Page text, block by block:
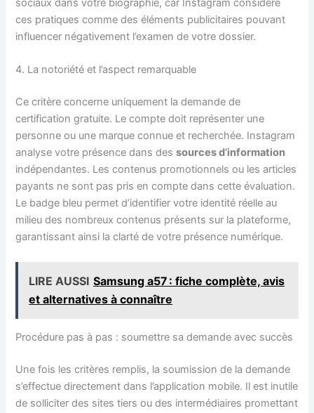
sociaux dans votre biographie, car Instagram considère
ces pratiques comme des éléments publicitaires pouvant
influencer négativement l’examen de votre dossier.
4. La notoriété et l’aspect remarquable
Ce critère concerne uniquement la demande de
certification gratuite. Le compte doit représenter une
personne ou une marque connue et recherchée. Instagram
analyse votre présence dans dessources d’information
indépendantes. Les contenus promotionnels ou les articles
payants ne sont pas pris en compte dans cette évaluation.
Le badge bleu permet d’identifier votre identité réelle au
milieu des nombreux contenus présents sur la plateforme,
garantissant ainsi la clarté de votre présence numérique.
LIRE AUSSI Samsung a57 : fiche complète, avis
et alternatives à connaître
Procédure pas à pas : soumettre sa demande avec succès
Une fois les critères remplis, la soumission de la demande
s’effectue directement dans l’application mobile. Il est inutile
de solliciter des sites tiers ou des intermédiaires promettant